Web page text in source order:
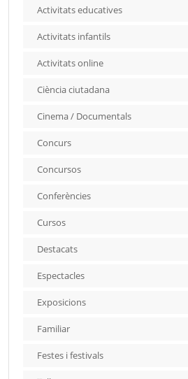
Activitats educatives
Activitats infantils
Activitats online
Ciència ciutadana
Cinema / Documentals
Concurs
Concursos
Conferències
Cursos
Destacats
Espectacles
Exposicions
Familiar
Festes i festivals